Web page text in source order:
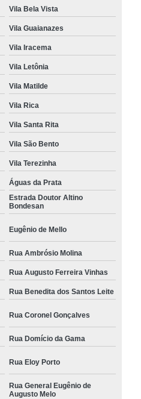
Vila Bela Vista
Vila Guaianazes
Vila Iracema
Vila Letônia
Vila Matilde
Vila Rica
Vila Santa Rita
Vila São Bento
Vila Terezinha
Águas da Prata
Estrada Doutor Altino
Bondesan
Eugênio de Mello
Rua Ambrósio Molina
Rua Augusto Ferreira Vinhas
Rua Benedita dos Santos Leite
Rua Coronel Gonçalves
Rua Domício da Gama
Rua Eloy Porto
Rua General Eugênio de
Augusto Melo